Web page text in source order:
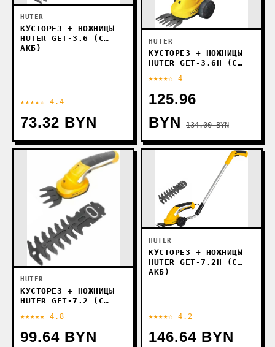
HUTER
КУСТОРЕЗ + НОЖНИЦЫ
HUTER GET-3.6 (С
АКБ)
★★★★☆ 4.4
73.32 BYN
HUTER
КУСТОРЕЗ + НОЖНИЦЫ
HUTER GET-3.6H (С
★★★★☆ 4
125.96
BYN
134.00 BYN
HUTER
КУСТОРЕЗ + НОЖНИЦЫ
HUTER GET-7.2 (С
★★★★★ 4.8
99.64 BYN
HUTER
КУСТОРЕЗ + НОЖНИЦЫ
HUTER GET-7.2H (С
АКБ)
★★★★☆ 4.2
146.64 BYN